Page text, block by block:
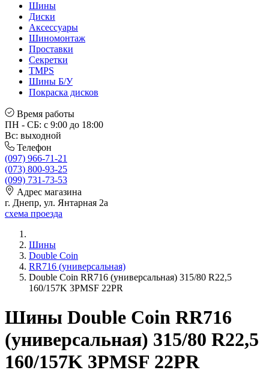
Шины
Диски
Аксессуары
Шиномонтаж
Проставки
Секретки
TMPS
Шины Б/У
Покраска дисков
Время работы
ПН - СБ: с 9:00 до 18:00
Вс: выходной
Телефон
(097) 966-71-21
(073) 800-93-25
(099) 731-73-53
Адрес магазина
г. Днепр, ул. Янтарная 2а
схема проезда
Шины
Double Coin
RR716 (универсальная)
Double Coin RR716 (универсальная) 315/80 R22,5
160/157K 3PMSF 22PR
Шины Double Coin RR716
(универсальная) 315/80 R22,5
160/157K 3PMSF 22PR